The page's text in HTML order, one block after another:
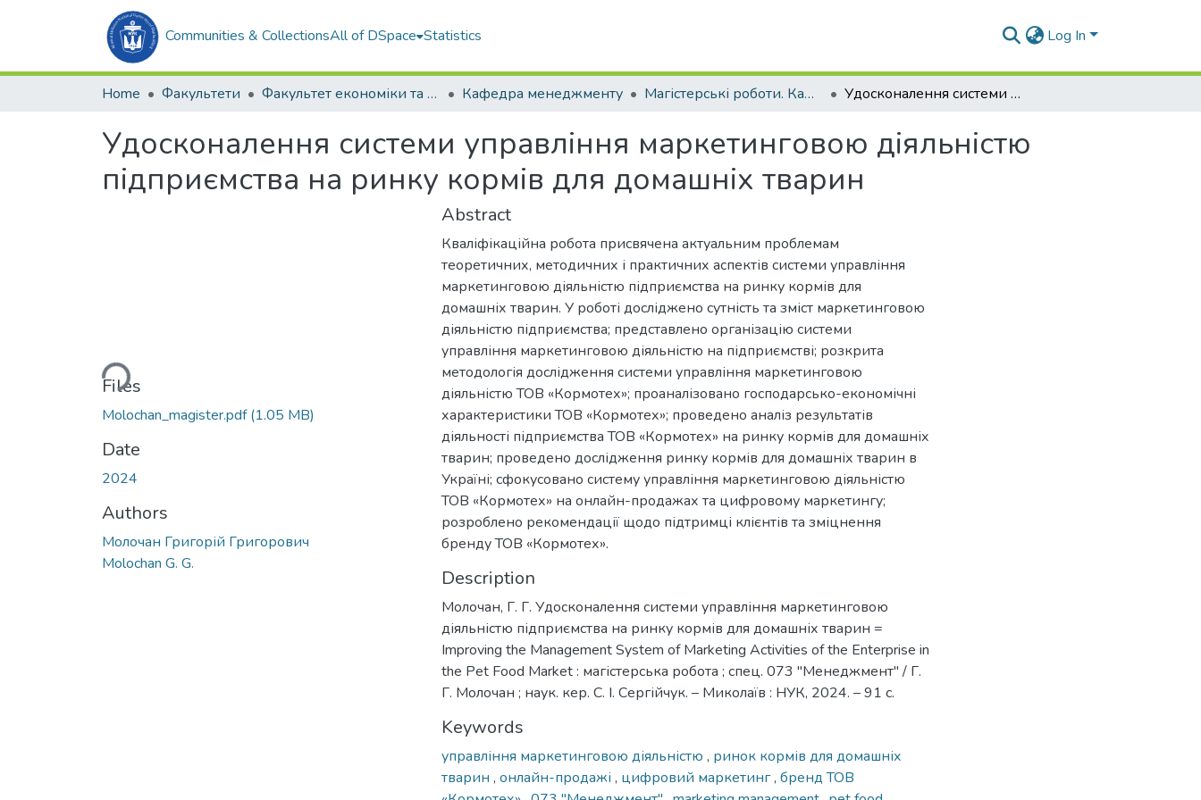
Communities & CollectionsAll of DSpace Statistics Log In
Home Факультети Факультет економіки та екології моря (ФЕЕМ) Кафедра менеджменту Магістерські роботи. Кафедра менеджменту Удосконалення системи управління маркетинговою діяльністю підприємства на ринку кормів для домашніх тварин
Удосконалення системи управління маркетинговою діяльністю
підприємства на ринку кормів для домашніх тварин
Loading...
Files
Molochan_magister.pdf(1.05 MB)
Date
2024
Authors
Молочан Григорій Григорович
Molochan G. G.
Abstract
Кваліфікаційна робота присвячена актуальним проблемам
теоретичних, методичних і практичних аспектів системи управління
маркетинговою діяльністю підприємства на ринку кормів для
домашніх тварин. У роботі досліджено сутність та зміст маркетинговою
діяльністю підприємства; представлено організацію системи
управління маркетинговою діяльністю на підприємстві; розкрита
методологія дослідження системи управління маркетинговою
діяльністю ТОВ «Кормотех»; проаналізовано господарсько-економічні
характеристики ТОВ «Кормотех»; проведено аналіз результатів
діяльності підприємства ТОВ «Кормотех» на ринку кормів для домашніх
тварин; проведено дослідження ринку кормів для домашніх тварин в
Україні; сфокусовано систему управління маркетинговою діяльністю
ТОВ «Кормотех» на онлайн-продажах та цифровому маркетингу;
розроблено рекомендації щодо підтримці клієнтів та зміцнення
бренду ТОВ «Кормотех».
Description
Молочан, Г. Г. Удосконалення системи управління маркетинговою
діяльністю підприємства на ринку кормів для домашніх тварин =
Improving the Management System of Marketing Activities of the Enterprise in
the Pet Food Market : магістерська робота ; спец. 073 ''Менеджмент'' / Г.
Г. Молочан ; наук. кер. С. І. Сергійчук. – Миколаїв : НУК, 2024. – 91 с.
Keywords
управління маркетинговою діяльністю , ринок кормів для домашніх
тварин , онлайн-продажі , цифровий маркетинг, бренд ТОВ